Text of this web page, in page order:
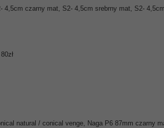
4,5cm czarny mat, S2- 4,5cm srebrny mat, S2-
natural / conical venge, Naga P6 87mm czarny